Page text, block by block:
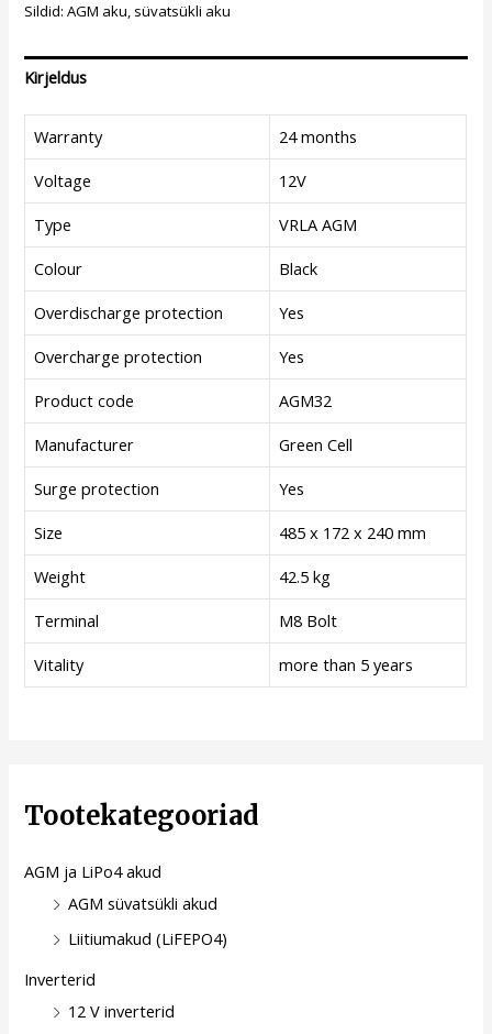
Sildid:AGM aku, süvatsükli aku
Kirjeldus
Warranty
24 months
Voltage
12V
Type
VRLA AGM
Colour
Black
Overdischarge protection
Yes
Overcharge protection
Yes
Product code
AGM32
Manufacturer
Green Cell
Surge protection
Yes
Size
485 x 172 x 240 mm
Weight
42.5 kg
Terminal
M8 Bolt
Vitality
more than 5 years
Tootekategooriad
AGM ja LiPo4 akud
AGM süvatsükli akud
Liitiumakud (LiFEPO4)
Inverterid
12 V inverterid